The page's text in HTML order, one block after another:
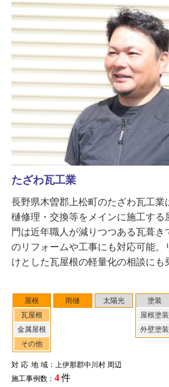
屋根
瓦屋根
金属屋根
その他
雨樋 太陽光
塗装
屋根塗装
外壁塗装
対応地域：上伊那郡中川村 周辺
施工事例数： 4件
たざわ瓦工業
長野県木曽郡上松町のたざわ瓦工業
樋修理・交換等をメインに施工する
門は近年職人が減りつつある瓦葺き
のリフォームや工事にも対応可能。
けとした瓦屋根の軽量化の相談にも